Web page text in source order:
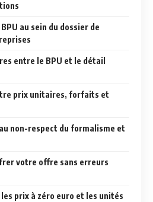
au sein du dossier de
entre le BPU et le détail
prix unitaires, forfaits et
non-respect du formalisme et
votre offre sans erreurs
prix à zéro euro et les unités